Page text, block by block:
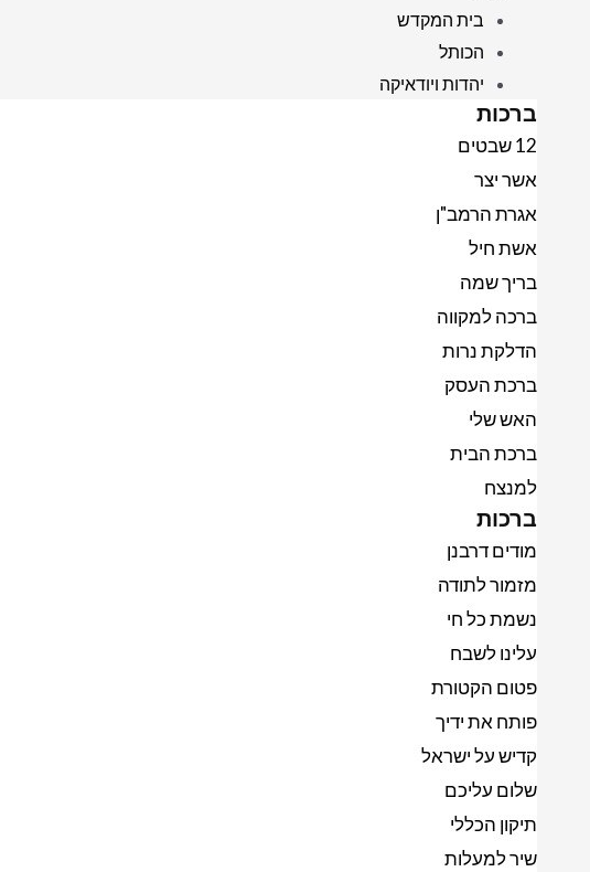
בית המקדש
הכותל
יהדות ויודאיקה
ברכות
12 שבטים
אשר יצר
אגרת הרמב"ן
אשת חיל
בריך שמה
ברכה למקווה
הדלקת נרות
ברכת העסק
האש שלי
ברכת הבית
למנצח
ברכות
מודים דרבנן
מזמור לתודה
נשמת כל חי
עלינו לשבח
פטום הקטורת
פותח את ידיך
קדיש על ישראל
שלום עליכם
תיקון הכללי
שיר למעלות